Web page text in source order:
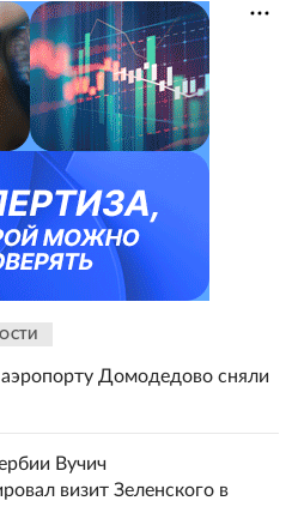
Домодедово сняли
Вучич
визит Зеленского в